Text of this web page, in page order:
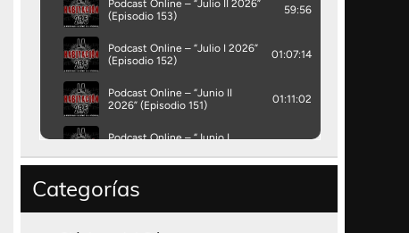
Categorías